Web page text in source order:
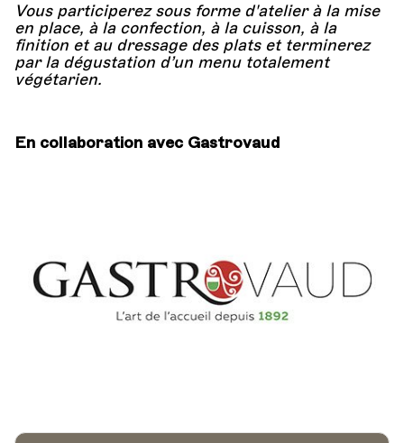
Vous participerez sous forme d'atelier à la mise
en place, à la confection, à la cuisson, à la
finition et au dressage des plats et terminerez
par la dégustation d’un menu totalement
végétarien.
En collaboration avec Gastrovaud